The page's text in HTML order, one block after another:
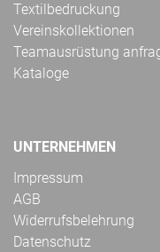
Textilbedruckung
Vereinskollektionen
Teamausrüstung
Kataloge
UNTERNEHMEN
Impressum
AGB
Widerrufsbelehrung
Datenschutz